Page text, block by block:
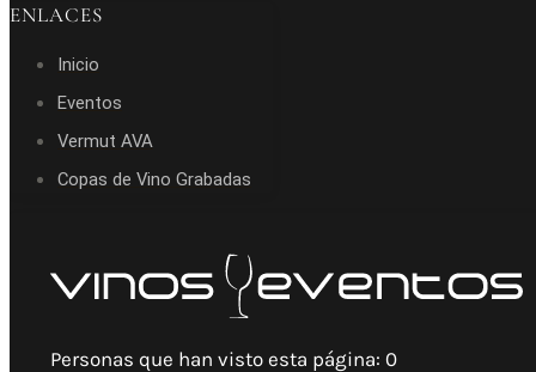
ENLACES
Inicio
Eventos
Vermut AVA
Copas de Vino Grabadas
Personas que han visto esta página: 0